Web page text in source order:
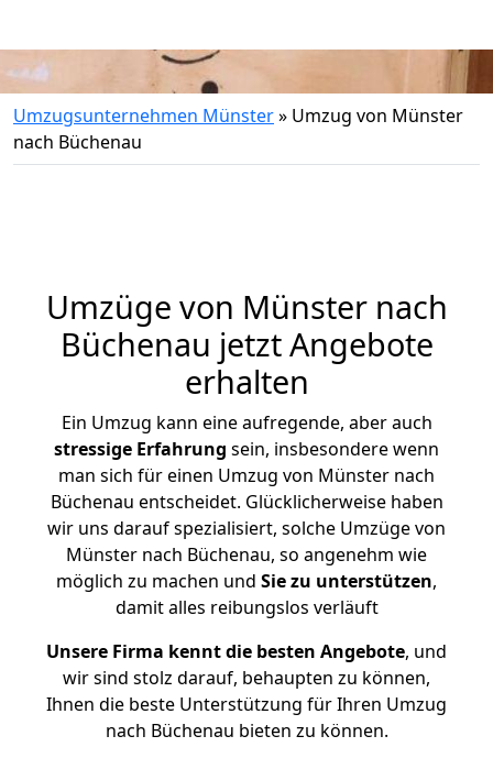
Umzugsunternehmen Münster» Umzug von Münster
nach Büchenau
Umzüge von Münster nach
Büchenau jetzt Angebote
erhalten
Ein Umzug kann eine aufregende, aber auch
stressige Erfahrung sein, insbesondere wenn
man sich für einen Umzug von Münster nach
Büchenau entscheidet. Glücklicherweise haben
wir uns darauf spezialisiert, solche Umzüge von
Münster nach Büchenau, so angenehm wie
möglich zu machen und Sie zu unterstützen,
damit alles reibungslos verläuft
Unsere Firma kennt die besten Angebote, und
wir sind stolz darauf, behaupten zu können,
Ihnen die beste Unterstützung für Ihren Umzug
nach Büchenau bieten zu können.